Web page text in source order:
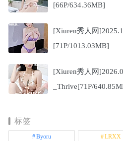
[66P/634.36MB]
[Xiuren秀人网
[71P/1013.03MB]
[Xiuren秀人网
_Thrive[71P/
标签
Byoru LRXX